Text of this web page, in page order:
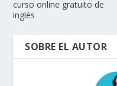
curso online gratuito de
inglés
SOBRE EL AUTOR